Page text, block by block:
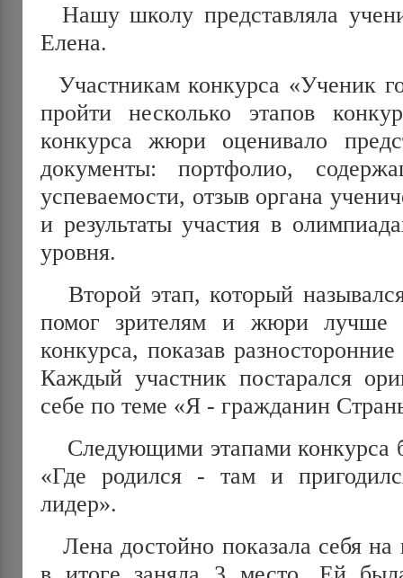
Нашу школу представляла
Елена.
Участникам конкурса «Ученик
пройти несколько этапов
конкурса жюри оценивало
документы: портфолио,
успеваемости, отзыв органа
и результаты участия в
уровня.
Второй этап, который
помог зрителям и жюри лучше
конкурса, показав
Каждый участник постарался
себе по теме «Я - гражданин
Следующими этапами конкурса
«Где родился - там и
лидер».
Лена достойно показала себя на